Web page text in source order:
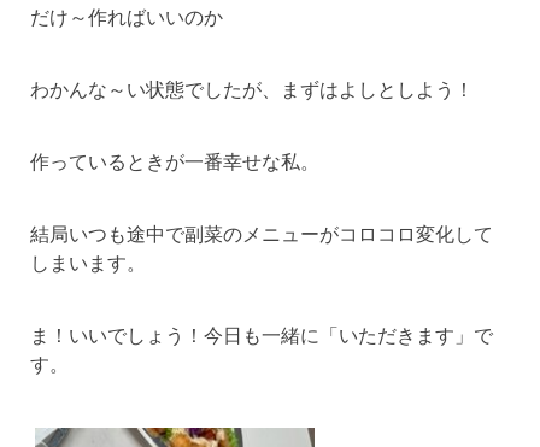
だけ～作ればいいのか
わかんな～い状態でしたが、まずはよしとしよう！
作っているときが一番幸せな私。
結局いつも途中で副菜のメニューがコロコロ変化して
しまいます。
ま！いいでしょう！今日も一緒に「いただきます」で
す。